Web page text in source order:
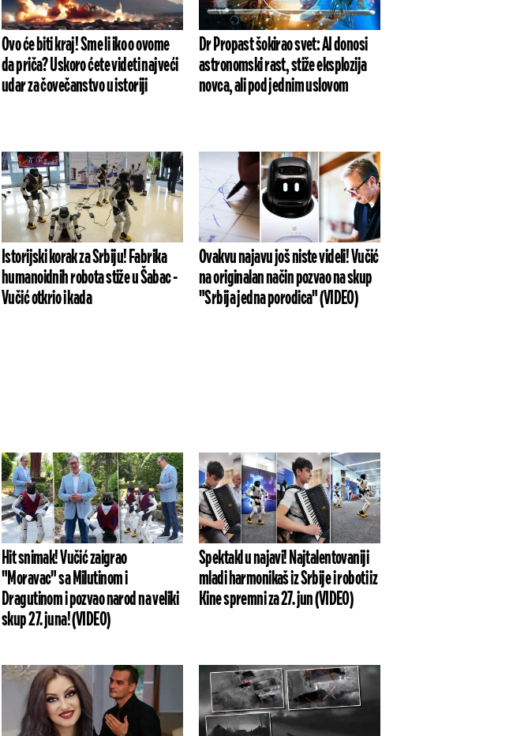
Ovo će biti kraj! Sme li iko o ovome
da priča? Uskoro ćete videti najveći
udar za čovečanstvo u istoriji
Dr Propast šokirao svet: AI donosi
astronomski rast, stiže eksplozija
novca, ali pod jednim uslovom
Istorijski korak za Srbiju! Fabrika
humanoidnih robota stiže u Šabac -
Vučić otkrio i kada
Ovakvu najavu još niste videli! Vučić
na originalan način pozvao na skup
"Srbija jedna porodica" (VIDEO)
Hit snimak! Vučić zaigrao
"Moravac" sa Milutinom i
Dragutinom i pozvao narod na veliki
skup 27. juna! (VIDEO)
Spektakl u najavi! Najtalentovaniji
mladi harmonikaš iz Srbije i roboti iz
Kine spremni za 27. jun (VIDEO)